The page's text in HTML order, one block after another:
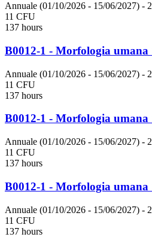
Annuale (01/10/2026 - 15/06/2027) -
11 CFU
137 hours
B0012-1 - Morfologia
Annuale (01/10/2026 - 15/06/2027) -
11 CFU
137 hours
B0012-1 - Morfologia
Annuale (01/10/2026 - 15/06/2027) -
11 CFU
137 hours
B0012-1 - Morfologia
Annuale (01/10/2026 - 15/06/2027) -
11 CFU
137 hours